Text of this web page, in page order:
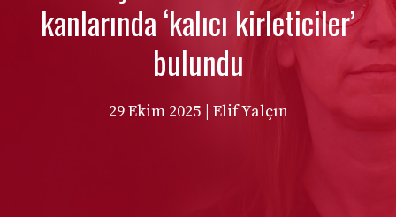
kanlarında ‘kalıcı kirleticiler’
bulundu
29 Ekim 2025 | Elif Yalçın